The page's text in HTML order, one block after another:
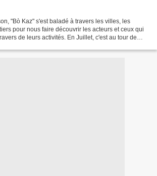
"Bò Kaz" s'est baladé à travers les villes, les
pour nous faire découvrir les acteurs et ceux qui
de leurs activités. En Juillet, c'est au tour de